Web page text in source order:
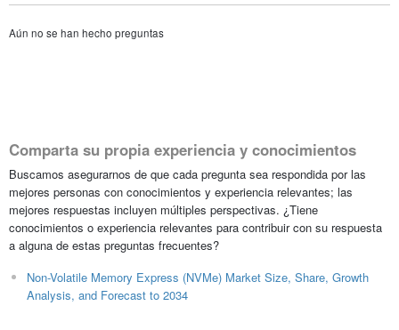
Aún no se han hecho preguntas
Comparta su propia experiencia y conocimientos
Buscamos asegurarnos de que cada pregunta sea respondida por las
mejores personas con conocimientos y experiencia relevantes; las
mejores respuestas incluyen múltiples perspectivas. ¿Tiene
conocimientos o experiencia relevantes para contribuir con su respuesta
a alguna de estas preguntas frecuentes?
Non-Volatile Memory Express (NVMe) Market Size, Share, Growth
Analysis, and Forecast to 2034